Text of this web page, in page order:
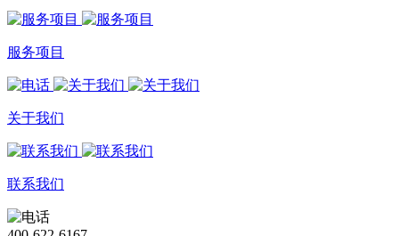
服务项目
关于我们
联系我们